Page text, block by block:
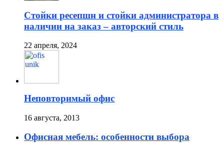
Стойки ресепшн и стойки администратора в
наличии на заказ – авторский стиль
22 апреля, 2024
Неповторимый офис
16 августа, 2013
Офисная мебель: особенности выбора